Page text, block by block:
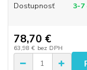
Dostupnosť 3-7
78,70 €
63,98 € bez DPH